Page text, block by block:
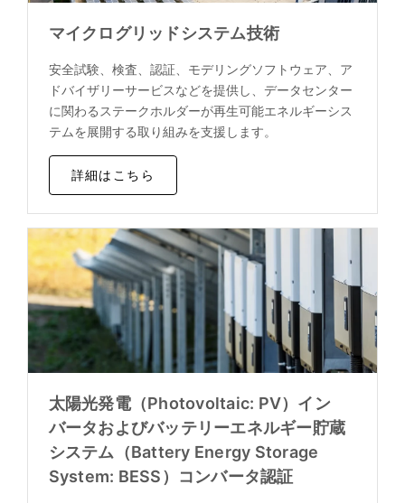
マイクログリッドシステム技術
安全試験、検査、認証、モデリングソフトウェア、ア
ドバイザリーサービスなどを提供し、データセンター
に関わるステークホルダーが再生可能エネルギーシス
テムを展開する取り組みを支援します。
詳細はこちら
太陽光発電（Photovoltaic: PV）イン
バータおよびバッテリーエネルギー貯蔵
システム（Battery Energy Storage
System: BESS）コンバータ認証